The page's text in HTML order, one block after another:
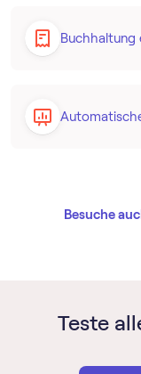
Buchhaltung
Besuche
Teste